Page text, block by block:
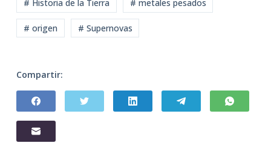
# Historia de la Tierra # metales pesados
# origen # Supernovas
Compartir: